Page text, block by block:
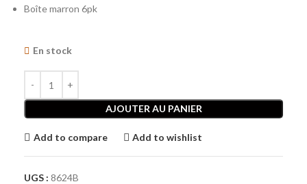
Boîte marron 6pk
En stock
AJOUTER AU PANIER
Add to compare Add to wishlist
UGS : 8624B